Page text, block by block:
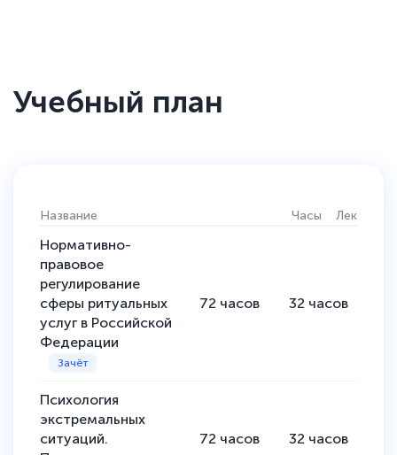
Учебный план
Название Часы Лекции
Нормативно-
правовое
регулирование
сферы ритуальных
услуг в Российской
Федерации
72 часов 32 часов
Психология
экстремальных
ситуаций.
72 часов 32 часов